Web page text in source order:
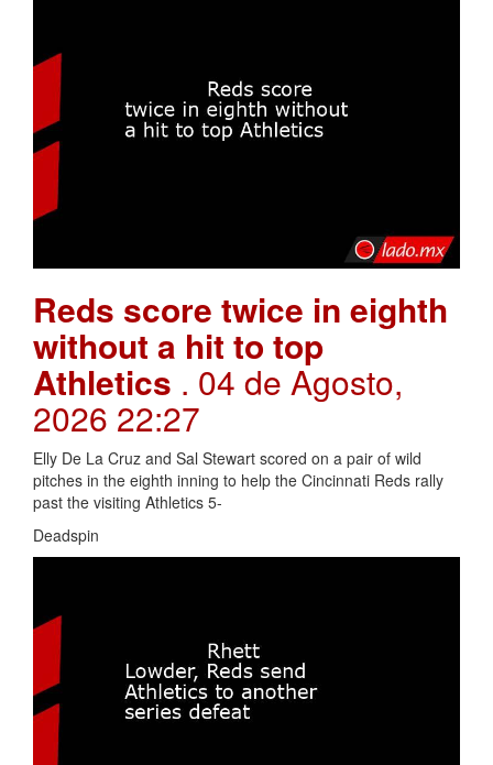
Reds score twice in eighth
without a hit to top
Athletics . 04 de Agosto,
2026 22:27
Elly De La Cruz and Sal Stewart scored on a pair of wild
pitches in the eighth inning to help the Cincinnati Reds rally
past the visiting Athletics 5-
Deadspin